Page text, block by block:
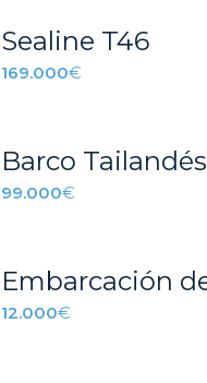
Sealine T46
169.000€
Barco Tailandés
99.000€
12.000€